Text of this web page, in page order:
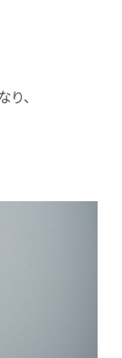
、